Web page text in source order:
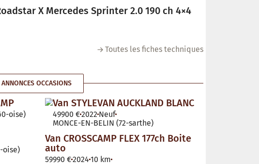
X Mercedes Sprinter 2.0 190 ch 4×4
Toutes les fiches techniques
ANNONCES OCCASIONS
oise)
Van STYLEVAN AUCKLAND BLANC
49900 €2022 Neuf
MONCE-EN-BELIN (72-sarthe)
oise)
Van CROSSCAMP FLEX 177ch Boite
auto
59990 €2024 10 km